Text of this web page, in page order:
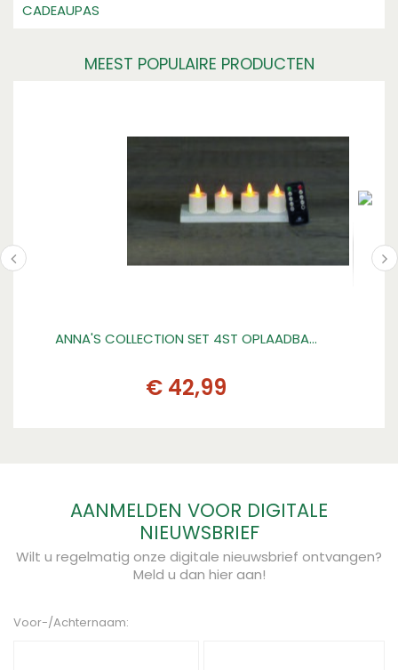
CADEAUPAS
MEEST POPULAIRE PRODUCTEN
ANNA'S COLLECTION SET 4ST OPLAADBA…
€ 42,99
AANMELDEN VOOR DIGITALE
NIEUWSBRIEF
Wilt u regelmatig onze digitale nieuwsbrief ontvangen?
Meld u dan hier aan!
Voor-/Achternaam: